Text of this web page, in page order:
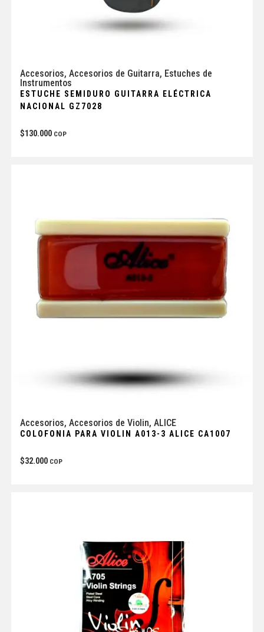
Accesorios, Accesorios de Guitarra, Estuches de
Instrumentos
ESTUCHE SEMIDURO GUITARRA ELÉCTRICA
NACIONAL GZ7028
$130.000 COP
Accesorios, Accesorios de Violin, ALICE
COLOFONIA PARA VIOLIN A013-3 ALICE CA1007
$32.000 COP